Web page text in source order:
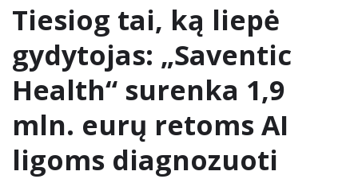
Tiesiog tai, ką liepė
gydytojas: „Saventic
Health“ surenka 1,9
mln. eurų retoms AI
ligoms diagnozuoti